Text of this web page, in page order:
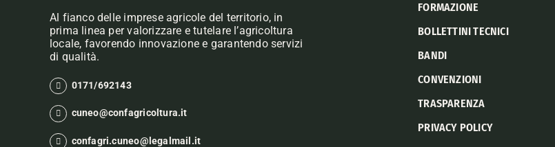
Al fianco delle imprese agricole del territorio, in
prima linea per valorizzare e tutelare l’agricoltura
locale, favorendo innovazione e garantendo servizi
di qualità.
0171/692143
cuneo@confagricoltura.it
confagri.cuneo@legalmail.it
FORMAZIONE
BOLLETTINI TECNICI
BANDI
CONVENZIONI
TRASPARENZA
PRIVACY POLICY